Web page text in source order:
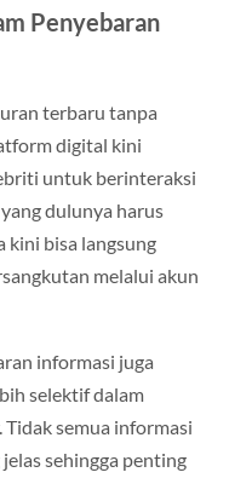
Penyebaran
terbaru tanpa
digital kini
untuk berinteraksi
dulunya harus
kini bisa langsung
melalui akun
informasi juga
selektif dalam
Tidak semua informasi
sehingga penting